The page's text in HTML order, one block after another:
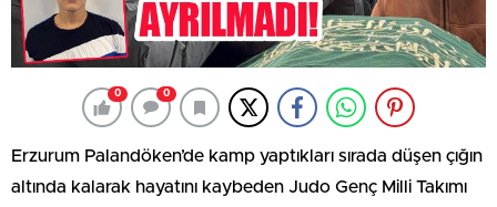
0 0
Erzurum Palandöken’de kamp yaptıkları sırada düşen çığın
altında kalarak hayatını kaybeden Judo Genç Milli Takımı